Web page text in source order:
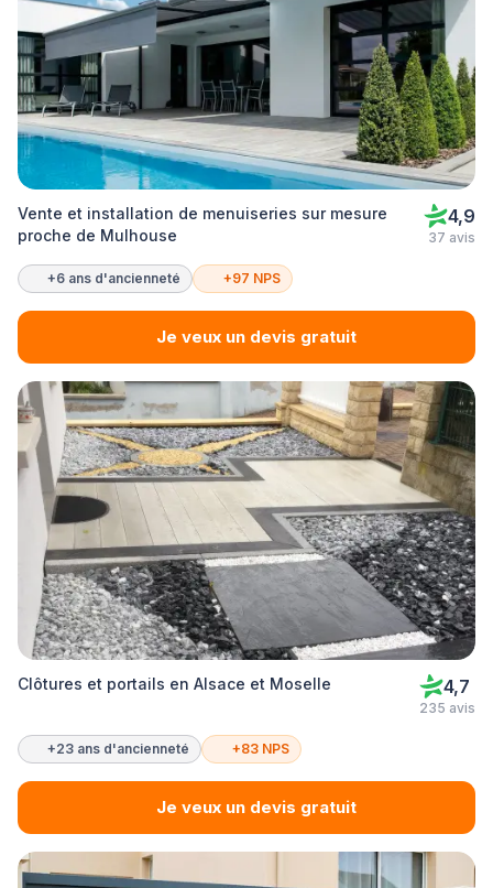
Vente et installation de menuiseries sur mesure
proche de Mulhouse
4,9
37 avis
+6 ans d'ancienneté +97 NPS
Je veux un devis gratuit
Clôtures et portails en Alsace et Moselle 4,7
235 avis
+23 ans d'ancienneté +83 NPS
Je veux un devis gratuit